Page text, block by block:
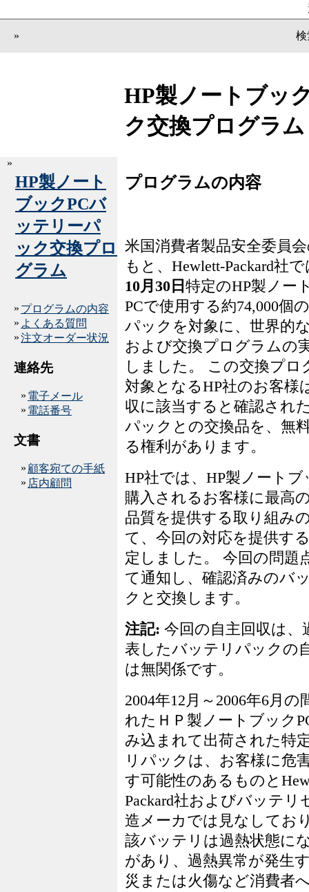
» 検
HP製ノートブッ
ク交換プログラム
»
HP製ノート
ブックPCバ
ッテリーパ
ック交換プロ
グラム
» プログラムの内容
» よくある質問
»注文オーダー状況
連絡先
» 電子メール
» 電話番号
文書
» 顧客宛ての手紙
» 店内顧問
プログラムの内容
米国消費者製品安全委員
もと、Hewlett-Packard社
10月30日 特定のHP製ノー
PCで使用する約74,000個
パックを対象に、世界的
および交換プログラムの
しました。 この交換プロ
対象となるHP社のお客様
収に該当すると確認され
パックとの交換品を、無
る権利があります。
HP社では、HP製ノートブ
購入されるお客様に最高
品質を提供する取り組み
て、今回の対応を提供す
定しました。 今回の問題
て通知し、確認済みのバ
クと交換します。
注記: 今回の自主回収は、
表したバッテリパックの
は無関係です。
2004年12月～2006年6月の
れたＨＰ製ノートブック
み込まれて出荷された特
リパックは、お客様に危
す可能性のあるものと
Packard社およびバッテリ
造メーカでは見なしてお
該バッテリは過熱状態に
があり、過熱異常が発生
災または火傷など消費者